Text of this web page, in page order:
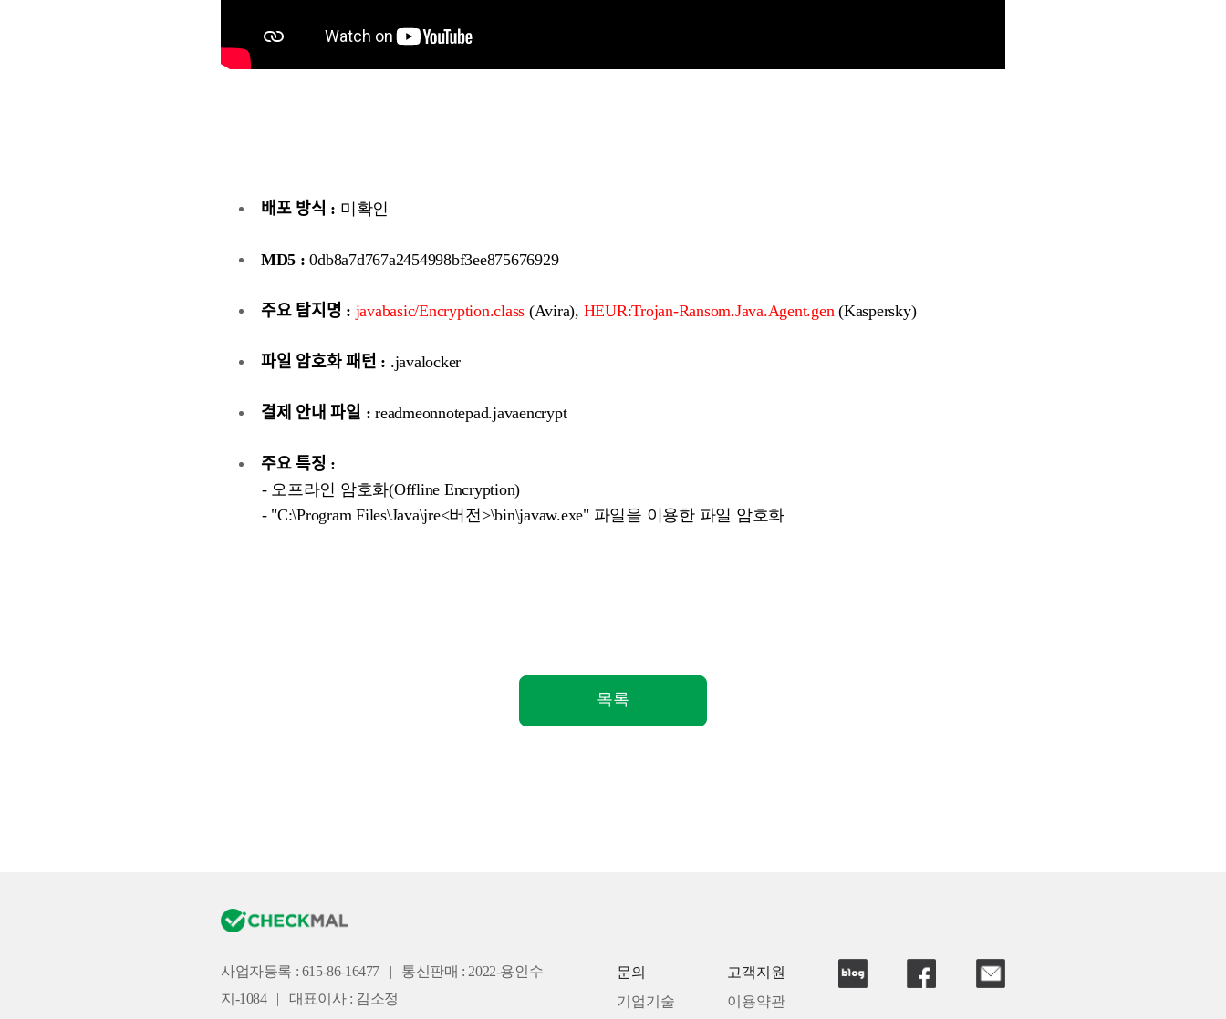
배포 방식 : 미확인
MD5 :0db8a7d767a2454998bf3ee875676929
주요 탐지명 : javabasic/Encryption.class (Avira), HEUR:Trojan-Ransom.Java.Agent.gen(Kaspersky)
파일 암호화 패턴 : .javalocker
결제 안내 파일 : readmeonnotepad.javaencrypt
주요 특징 :
- 오프라인 암호화(Offline Encryption)
- "C:\Program Files\Java\jre<버전>\bin\javaw.exe" 파일을 이용한 파일 암호화
목록
사업자등록 : 615-86-16477
통신판매 : 2022-용인수
지-1084
대표이사 : 김소정
문의
기업기술
고객지원
이용약관